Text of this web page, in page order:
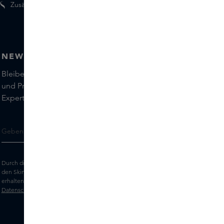
Zusätzliche Geschenke für Mitglieder
NEWSLETTER
Bleiben Sie auf dem Laufenden über die neuesten Marken
und Produkte und holen Sie sich Tipps von unseren Skins
Experts.
Durch die Eingabe Ihrer E-Mail-Adresse erklären Sie sich damit einverstanden,
den Skins-Newsletter und personalisierte Marketingnachrichten per E-Mail zu
erhalten. Sehen Sie sich unsere
Datenschutz